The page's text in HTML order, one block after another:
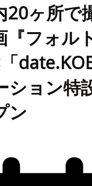
20ヶ所で
『フォル
ション特
ン